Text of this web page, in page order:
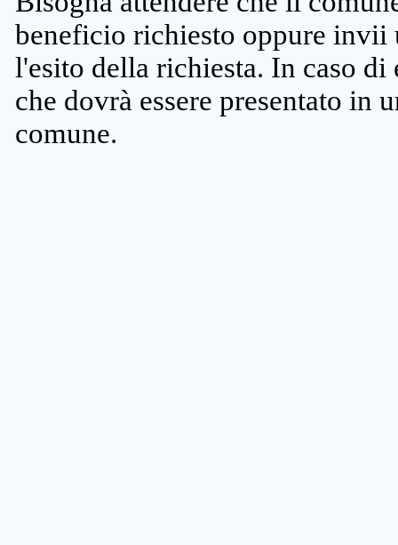
beneficio richiesto oppure invii
l'esito della richiesta. In caso
che dovrà essere presentato in
comune.